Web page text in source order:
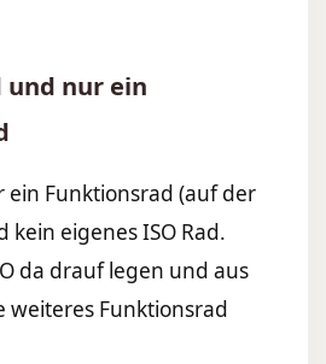
und nur ein
ein Funktionsrad (auf der
kein eigenes ISO Rad.
da drauf legen und aus
weiteres Funktionsrad